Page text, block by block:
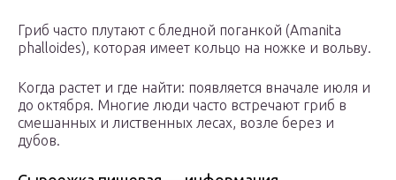
Гриб часто плутают с бледной поганкой (Amanita
phalloides), которая имеет кольцо на ножке и вольву.
Когда растет и где найти: появляется вначале июля и
до октября. Многие люди часто встречают гриб в
смешанных и лиственных лесах, возле берез и
дубов.